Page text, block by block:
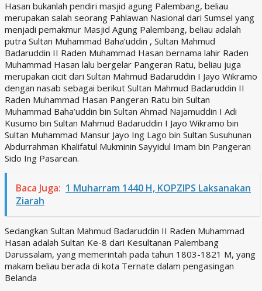
Hasan bukanlah pendiri masjid agung Palembang, beliau
merupakan salah seorang Pahlawan Nasional dari Sumsel yang
menjadi pemakmur Masjid Agung Palembang, beliau adalah
putra Sultan Muhammad Baha’uddin , Sultan Mahmud
Badaruddin II Raden Muhammad Hasan bernama lahir Raden
Muhammad Hasan lalu bergelar Pangeran Ratu, beliau juga
merupakan cicit dari Sultan Mahmud Badaruddin I Jayo Wikramo
dengan nasab sebagai berikut Sultan Mahmud Badaruddin II
Raden Muhammad Hasan Pangeran Ratu bin Sultan
Muhammad Baha’uddin bin Sultan Ahmad Najamuddin I Adi
Kusumo bin Sultan Mahmud Badaruddin I Jayo Wikramo bin
Sultan Muhammad Mansur Jayo Ing Lago bin Sultan Susuhunan
Abdurrahman Khalifatul Mukminin Sayyidul Imam bin Pangeran
Sido Ing Pasarean.
Baca Juga: 1 Muharram 1440 H, KOPZIPS Laksanakan
Ziarah
Sedangkan Sultan Mahmud Badaruddin II Raden Muhammad
Hasan adalah Sultan Ke-8 dari Kesultanan Palembang
Darussalam, yang memerintah pada tahun 1803-1821 M, yang
makam beliau berada di kota Ternate dalam pengasingan
Belanda